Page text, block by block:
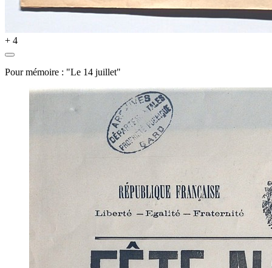
+ 4
Pour mémoire : "Le 14 juillet"